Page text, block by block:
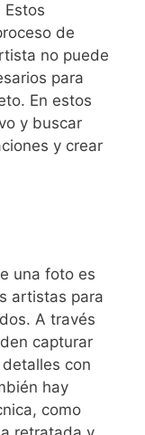
de
no puede‍
para
En ​estos
y​ buscar
y crear
una foto ‌es
artistas⁤ para
⁢A través
capturar
con
hay
como